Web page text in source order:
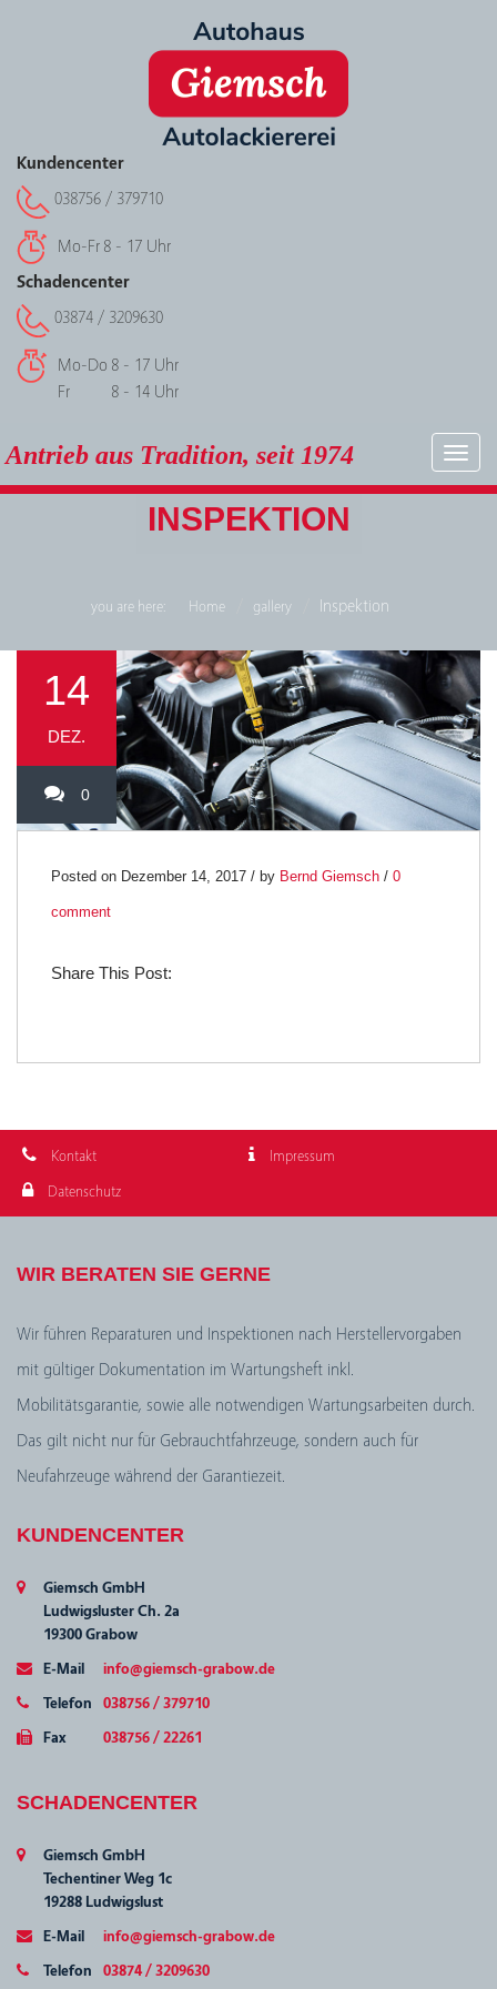
Kundencenter
038756 / 379710
Mo-Fr 8 - 17 Uhr
Schadencenter
03874 / 3209630
Mo-Do 8 - 17 Uhr
Fr
8 - 14 Uhr
Antrieb aus Tradition, seit 1974
INSPEKTION
you are here: Home gallery Inspektion
14
DEZ.
0
Posted on Dezember 14, 2017 / by Bernd Giemsch / 0
comment
Share This Post:
Kontakt
Impressum
Datenschutz
WIR BERATEN SIE GERNE
Wir führen Reparaturen und Inspektionen nach Herstellervorgaben
mit gültiger Dokumentation im Wartungsheft inkl.
Mobilitätsgarantie, sowie alle notwendigen Wartungsarbeiten durch.
Das gilt nicht nur für Gebrauchtfahrzeuge, sondern auch für
Neufahrzeuge während der Garantiezeit.
KUNDENCENTER
Giemsch GmbH
Ludwigsluster Ch. 2a
19300 Grabow
E-Mail
info@giemsch-grabow.de
Telefon
038756 / 379710
Fax
038756 / 22261
SCHADENCENTER
Giemsch GmbH
Techentiner Weg 1c
19288 Ludwigslust
E-Mail
info@giemsch-grabow.de
Telefon
03874 / 3209630